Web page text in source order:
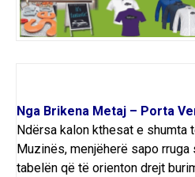
Nga Brikena Metaj – Porta
Ndërsa kalon kthesat e shumta
Muzinës, menjëherë sapo
tabelën që të orienton drejt